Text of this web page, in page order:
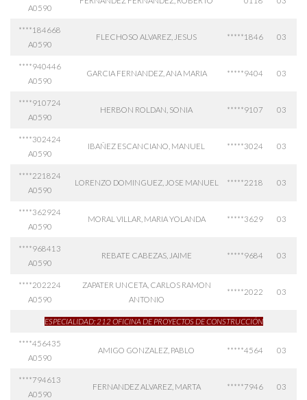
A0590
****184668
A0590
FLECHOSO ALVAREZ, JESUS *****1846 03
****940446
A0590
GARCIA FERNANDEZ, ANA MARIA *****9404 03
****910724
A0590
HERBON ROLDAN, SONIA *****9107 03
****302424
A0590
IBAÑEZ ESCANCIANO, MANUEL *****3024 03
****221824
A0590
LORENZO DOMINGUEZ, JOSE MANUEL *****2218 03
****362924
A0590
MORAL VILLAR, MARIA YOLANDA *****3629 03
****968413
A0590
REBATE CABEZAS, JAIME *****9684 03
****202224
A0590
ZAPATER UNCETA, CARLOS RAMON
ANTONIO
*****2022 03
ESPECIALIDAD: 212 OFICINA DE PROYECTOS DE CONSTRUCCIÓN
****456435
A0590
AMIGO GONZALEZ, PABLO *****4564 03
****794613
A0590
FERNANDEZ ALVAREZ, MARTA *****7946 03